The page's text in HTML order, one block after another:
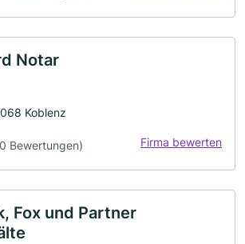
Notar
Koblenz
Bewertungen) Firma bewerten
Fox und Partner